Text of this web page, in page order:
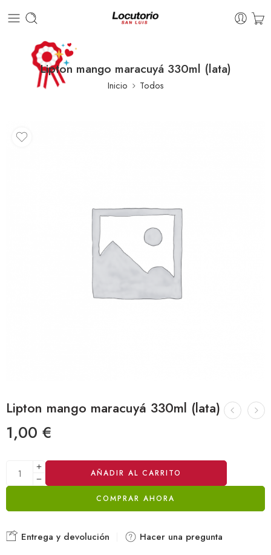
Lipton mango maracuyá 330ml (lata)
Inicio Todos
Lipton mango maracuyá 330ml (lata)
1,00 €
AÑADIR AL CARRITO
COMPRAR AHORA
Alternative:
Entrega y devolución Hacer una pregunta